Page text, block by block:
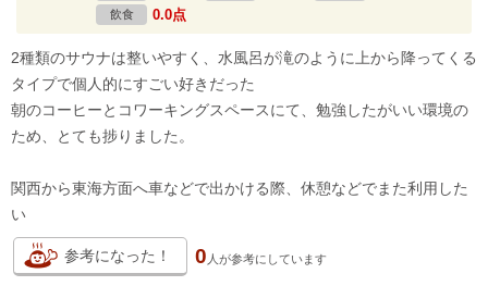
飲食 0.0点
2種類のサウナは整いやすく、水風呂が滝のように上から降ってくる
タイプで個人的にすごい好きだった
朝のコーヒーとコワーキングスペースにて、勉強したがいい環境の
ため、とても捗りました。
関西から東海方面へ車などで出かける際、休憩などでまた利用した
い
参考になった！ 0 人が参考にしています